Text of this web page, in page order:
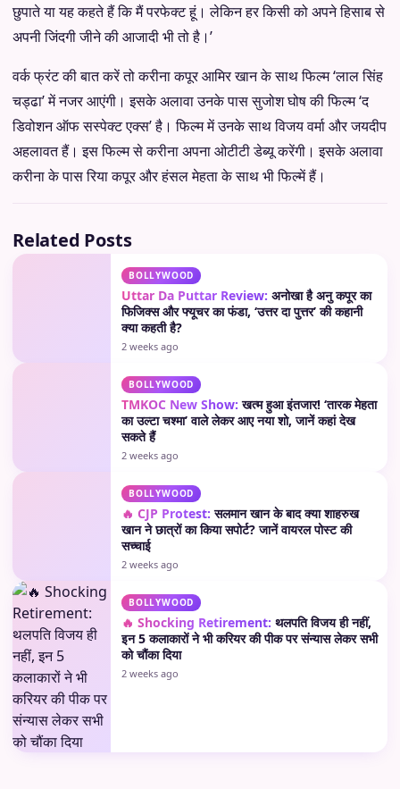
छुपाते या यह कहते हैं कि मैं परफेक्ट हूं। लेकिन हर किसी को अपने हिसाब से
अपनी जिंदगी जीने की आजादी भी तो है।’
वर्क फ्रंट की बात करें तो करीना कपूर आमिर खान के साथ फिल्म ‘लाल सिंह
चड्ढा’ में नजर आएंगी। इसके अलावा उनके पास सुजोश घोष की फिल्म ‘द
डिवोशन ऑफ सस्पेक्ट एक्स’ है। फिल्म में उनके साथ विजय वर्मा और जयदीप
अहलावत हैं। इस फिल्म से करीना अपना ओटीटी डेब्यू करेंगी। इसके अलावा
करीना के पास रिया कपूर और हंसल मेहता के साथ भी फिल्में हैं।
Related Posts
BOLLYWOOD
Uttar Da Puttar Review: अनोखा है अनु कपूर का
फिजिक्स और फ्यूचर का फंडा, ‘उत्तर दा पुत्तर’ की कहानी
क्या कहती है?
2 weeks ago
BOLLYWOOD
TMKOC New Show: खत्म हुआ इंतजार! ‘तारक मेहता
का उल्टा चश्मा’ वाले लेकर आए नया शो, जानें कहां देख
सकते हैं
2 weeks ago
BOLLYWOOD
🔥 CJP Protest: सलमान खान के बाद क्या शाहरुख
खान ने छात्रों का किया सपोर्ट? जानें वायरल पोस्ट की
सच्चाई
2 weeks ago
BOLLYWOOD
🔥 Shocking Retirement: थलपति विजय ही नहीं,
इन 5 कलाकारों ने भी करियर की पीक पर संन्यास लेकर सभी
को चौंका दिया
2 weeks ago